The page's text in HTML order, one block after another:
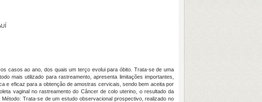
casos ao ano, dos quais um terço evolui para óbito. Trata-se de uma
mais utilizado para rastreamento, apresenta limitações importantes,
e eficaz para a obtenção de amostras cervicais, sendo bem aceita por
vaginal no rastreamento do Câncer de colo uterino, o resultado da
Trata-se de um estudo observacional prospectivo, realizado no